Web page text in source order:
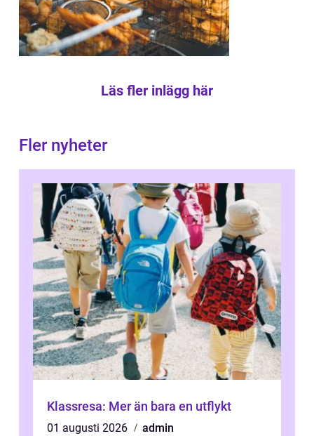
Läs fler inlägg här
Fler nyheter
Klassresa: Mer än bara en utflykt
01 augusti 2026
admin